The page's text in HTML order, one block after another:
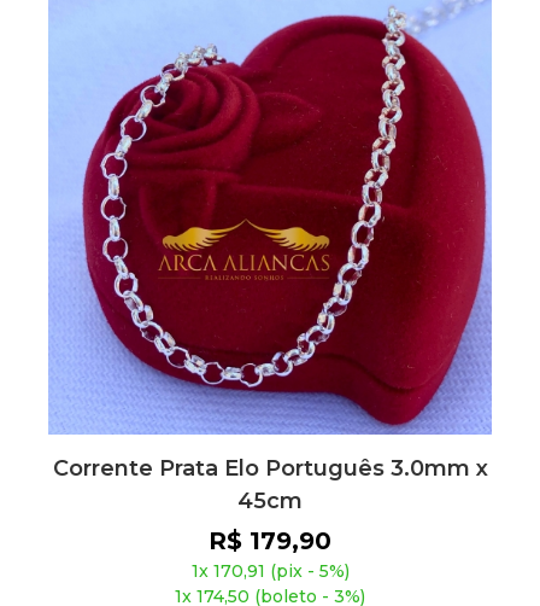
Corrente Prata Elo Português 3.0mm x
45cm
R$ 179,90
1x 170,91 (pix - 5%)
1x 174,50 (boleto - 3%)